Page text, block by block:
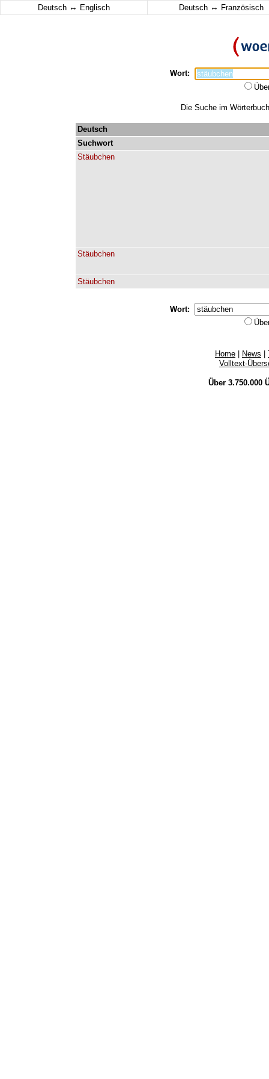
Deutsch ↔ Englisch Deutsch ↔ Französisch
Wort:
Die Suche im
Deutsch
Suchwort
Stäubchen
Stäubchen
Stäubchen
Wort:
Home News
Volltext-
Über 3.750.000